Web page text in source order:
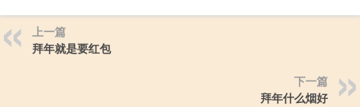
上一篇
拜年就是要红包
下一篇
拜年什么烟好